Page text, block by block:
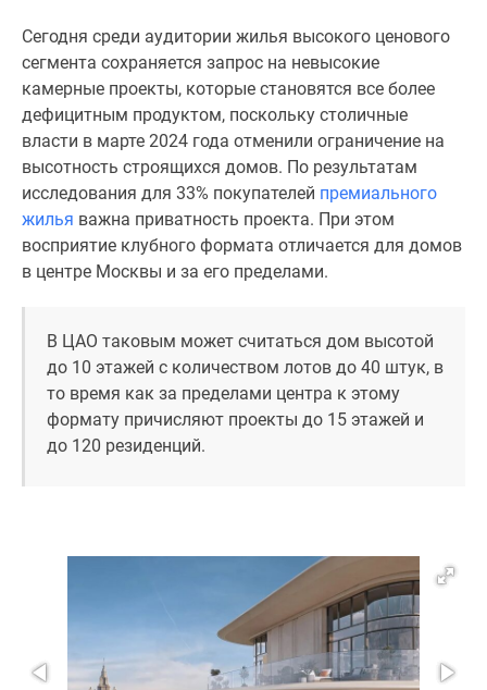
Подмосковья
комнатные
комнатные
Ипотечный
калькулятор
Семейная
ипотека
Военная
ипотека
Аналитика
Сегодня среди аудитории жилья высокого ценового
сегмента сохраняется запрос на невысокие
камерные проекты, которые становятся все более
дефицитным продуктом, поскольку столичные
власти в марте 2024 года отменили ограничение на
высотность строящихся домов. По результатам
исследования для 33% покупателей премиального
жилья важна приватность проекта. При этом
восприятие клубного формата отличается для домов
в центре Москвы и за его пределами.
В ЦАО таковым может считаться дом высотой
до 10 этажей с количеством лотов до 40 штук, в
то время как за пределами центра к этому
формату причисляют проекты до 15 этажей и
до 120 резиденций.